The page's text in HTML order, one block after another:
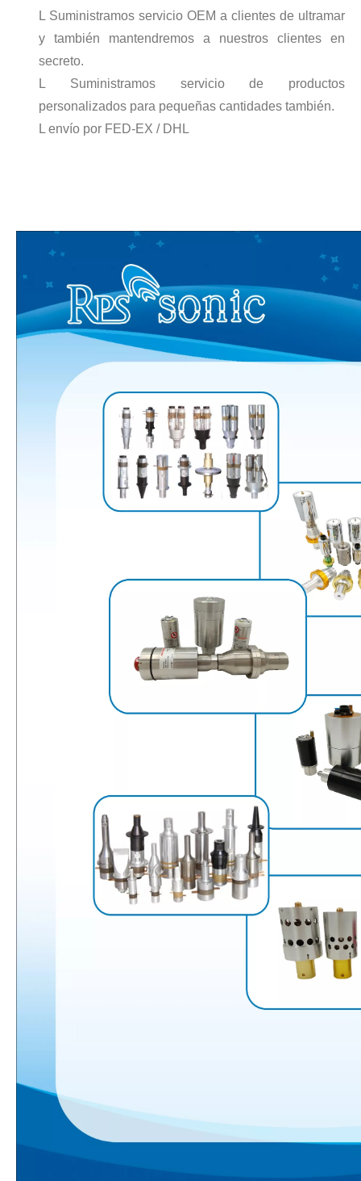
Tecnología de esterilización e inactivación ultrasónica
Actualmente, la investigación sobre la extracción de antioxidantes
Estudio sobre inactivación de esporas bacterianas mediante tecnología ultrasónica
Actualmente, la investigación sobre la extracción de antioxidantes
El sistema de recubrimiento de pulverización ultrasónica es una
El sistema de recubrimiento de pulverización ultrasónica es una
L Suministramos servicio OEM a clientes de ultramar
y también mantendremos a nuestros clientes en
secreto.
L Suministramos servicio de productos
personalizados para pequeñas cantidades también.
L envío por FED-EX / DHL